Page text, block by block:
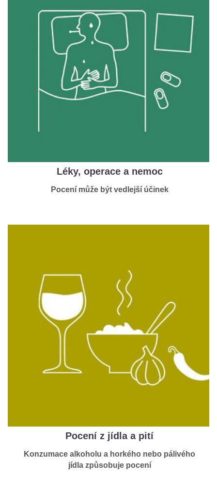
Léky, operace a nemoc
Pocení může být vedlejší účinek
Pocení z jídla a pití
Konzumace alkoholu a horkého nebo pálivého
jídla způsobuje pocení